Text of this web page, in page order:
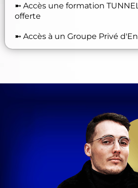
➼ Accès une formation
offerte
➼ Accès à un Groupe Privé